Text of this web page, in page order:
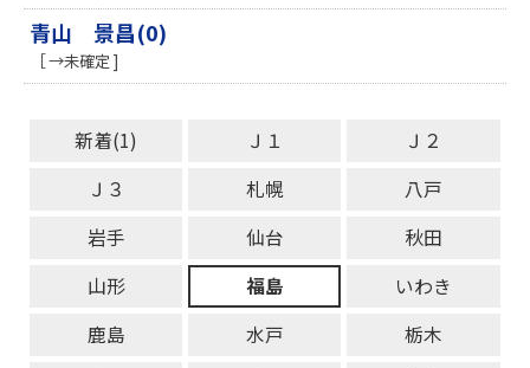
青山 景昌(0)
［ →未確定 ]
新着(1) Ｊ１
Ｊ２
Ｊ３
札幌
八戸
岩手
仙台
秋田
山形
福島
いわき
鹿島
水戸
栃木